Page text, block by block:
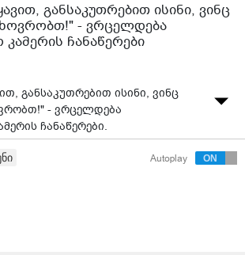
განსაკუთრებით ისინი, ვინც
- ვრცელდება
ჩანაწერები
განსაკუთრებით ისინი, ვინც
- ვრცელდება
ჩანაწერები.
Autoplay